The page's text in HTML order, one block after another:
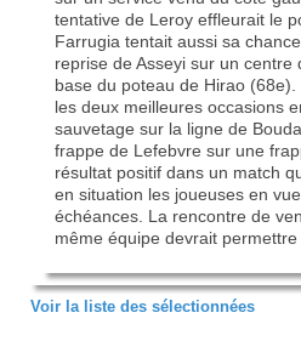
tentative de Leroy effleurait le
Farrugia tentait aussi sa
reprise de Asseyi sur un centre
base du poteau de Hirao
les deux meilleures occasions
sauvetage sur la ligne de
frappe de Lefebvre sur une
résultat positif dans un match
en situation les joueuses en
échéances. La rencontre de
même équipe devrait permettre
Voir la liste des sélectionnées